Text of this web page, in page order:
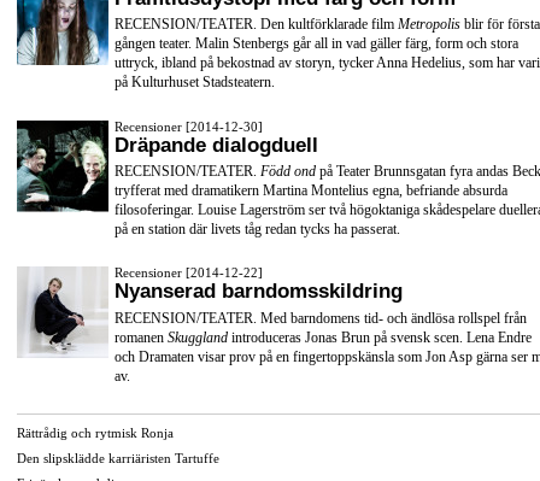
RECENSION/TEATER. Den kultförklarade film Metropolis blir för första
gången teater. Malin Stenbergs går all in vad gäller färg, form och stora
uttryck, ibland på bekostnad av storyn, tycker Anna Hedelius, som har
på Kulturhuset Stadsteatern.
Recensioner [2014-12-30]
Dräpande dialogduell
RECENSION/TEATER. Född ond på Teater Brunnsgatan fyra andas
tryfferat med dramatikern Martina Montelius egna, befriande absurda
filosoferingar. Louise Lagerström ser två högoktaniga skådespelare
på en station där livets tåg redan tycks ha passerat.
Recensioner [2014-12-22]
Nyanserad barndomsskildring
RECENSION/TEATER. Med barndomens tid- och ändlösa rollspel från
romanen Skuggland introduceras Jonas Brun på svensk scen. Lena Endre
och Dramaten visar prov på en fingertoppskänsla som Jon Asp gärna ser
av.
Rättrådig och rytmisk Ronja
Den slipsklädde karriäristen Tartuffe